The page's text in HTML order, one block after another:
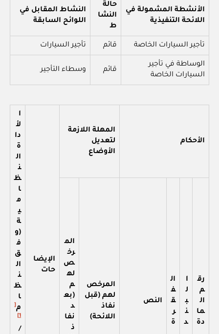
الأنشطة المشمولة في
اللائحة التنفيذية
حالة
النشا
ط
النشاط المقابل في
اللوائح السابقة
تأجير السيارات الخاصة قائم تأجير السيارات
الوساطة في تأجير
السيارات الخاصة
قائم وسطاء التأجير
الأحكام
المهلة اللازمة
لتعديل
الأوضاع
الإيضا
حات
ا
لأ
دا
ة
ال
ن
ظ
ا
م
ي
ة
(و
ف
ق
ال
ن
ظ
ا
م[
1]
/
رق
م
ال
ما
دة
ا
ل
ب
ن
د
ال
ف
ق
ر
ة
النص
المرخص
لهم (قبل
نفاذ
اللائحة)
الم
رخ
ص
له
م
(بع
د
نفا
ذ